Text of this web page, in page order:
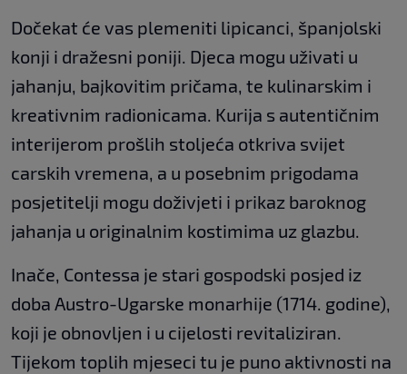
Dočekat će vas plemeniti lipicanci, španjolski
konji i dražesni poniji. Djeca mogu uživati u
jahanju, bajkovitim pričama, te kulinarskim i
kreativnim radionicama. Kurija s autentičnim
interijerom prošlih stoljeća otkriva svijet
carskih vremena, a u posebnim prigodama
posjetitelji mogu doživjeti i prikaz baroknog
jahanja u originalnim kostimima uz glazbu.
Inače, Contessa je stari gospodski posjed iz
doba Austro-Ugarske monarhije (1714. godine),
koji je obnovljen i u cijelosti revitaliziran.
Tijekom toplih mjeseci tu je puno aktivnosti na